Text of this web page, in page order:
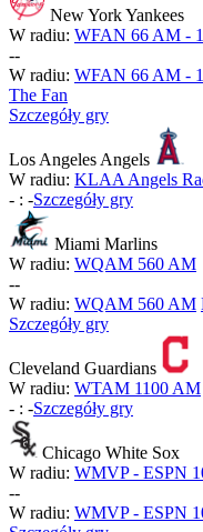
New York Yankees
W radiu: WFAN 66 AM -
--
W radiu: WFAN 66 AM -
The Fan
Szczegóły gry
Los Angeles Angels
W radiu: KLAA Angels
- : -Szczegóły gry
Miami Marlins
W radiu: WQAM 560 AM
--
W radiu: WQAM 560 AM
Szczegóły gry
Cleveland Guardians
W radiu: WTAM 1100 AM
- : -Szczegóły gry
Chicago White Sox
W radiu: WMVP - ESPN
--
W radiu: WMVP - ESPN